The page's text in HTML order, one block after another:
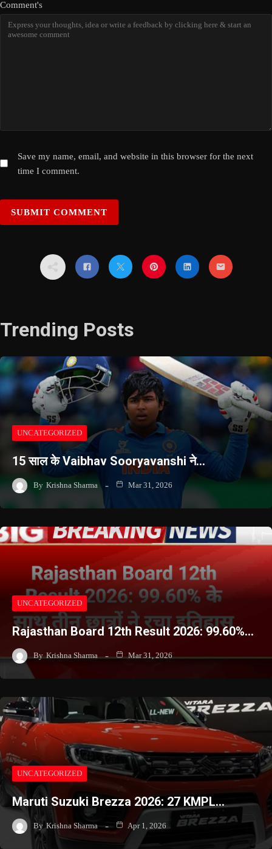
Comment's
Save my name, email, and website in this browser for the next
time I comment.
Trending Posts
UNCATEGORIZED
15 साल के Vaibhav Sooryavanshi ने…
By Krishna Sharma Mar 31, 2026
UNCATEGORIZED
Rajasthan Board 12th Result 2026: 99.60%…
By Krishna Sharma Mar 31, 2026
UNCATEGORIZED
Maruti Suzuki Brezza 2026: 27 KMPL…
By Krishna Sharma Apr 1, 2026